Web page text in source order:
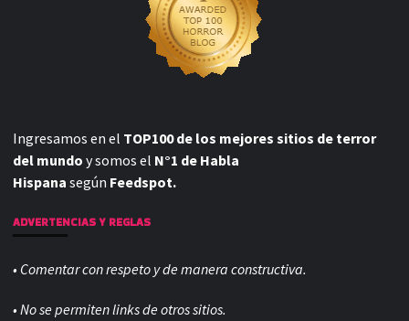
Ingresamos en el TOP100 de los mejores sitios de terror
del mundo y somos el N°1 de Habla
Hispana según Feedspot.
ADVERTENCIAS Y REGLAS
• Comentar con respeto y de manera constructiva.
• No se permiten links de otros sitios.